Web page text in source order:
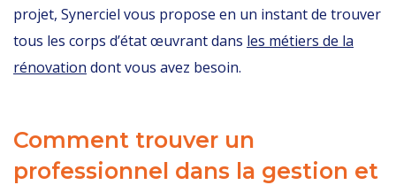
projet, Synerciel vous propose en un instant de trouver
tous les corps d’état œuvrant dans les métiers de la
rénovation dont vous avez besoin.
Comment trouver un
professionnel dans la gestion et